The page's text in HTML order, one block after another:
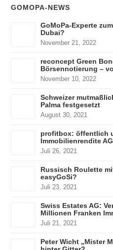
GOMOPA-NEWS
GoMoPa-Experte
Dubai?
November 21, 2022
reconcept Green
Börsennotierung –
November 10, 2022
Schweizer
Palma festgesetzt
August 30, 2021
profitbox: öffentlich
Immobilienrendite AG
Juli 26, 2021
Russisch Roulette
easyGoSi?
Juli 23, 2021
Swiss Estates AG:
Millionen Franken
Juli 21, 2021
Peter Wicht „Mister